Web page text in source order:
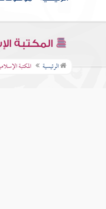
المكتبة
الرئيسية المكتبة